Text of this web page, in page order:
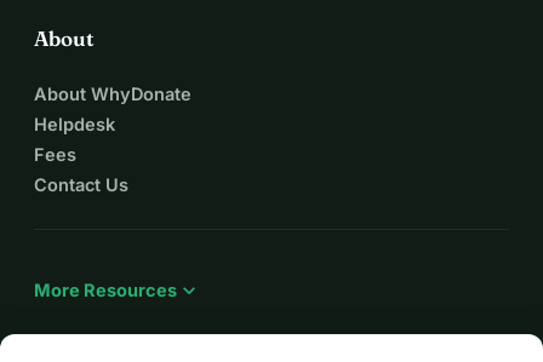
About
About WhyDonate
Helpdesk
Fees
Contact Us
More Resources expand_more